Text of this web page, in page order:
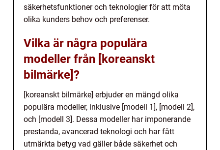
säkerhetsfunktioner och teknologier för att möta
olika kunders behov och preferenser.
Vilka är några populära
modeller från [koreanskt
bilmärke]?
[koreanskt bilmärke] erbjuder en mängd olika
populära modeller, inklusive [modell 1], [modell 2],
och [modell 3]. Dessa modeller har imponerande
prestanda, avancerad teknologi och har fått
utmärkta betyg vad gäller både säkerhet och